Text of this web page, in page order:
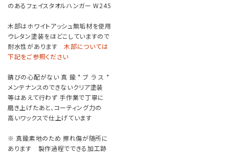
のあるフェイスタオルハンガー W245
木部はホワイトアッシュ無垢材を使用
ウレタン塗装をほどこしていますので
耐水性があります 木部については
下記をご参照ください
錆びの心配がない 真 鍮 * ブ ラ ス *
メンテナンスのできないクリア塗装
等はあえて行わず 手作業で丁寧に
磨き上げたあと、コーティング力の
高いワックスで仕上げています
※ 真鍮素地のため 擦れ傷が随所に
あります 製作過程でできる加工跡